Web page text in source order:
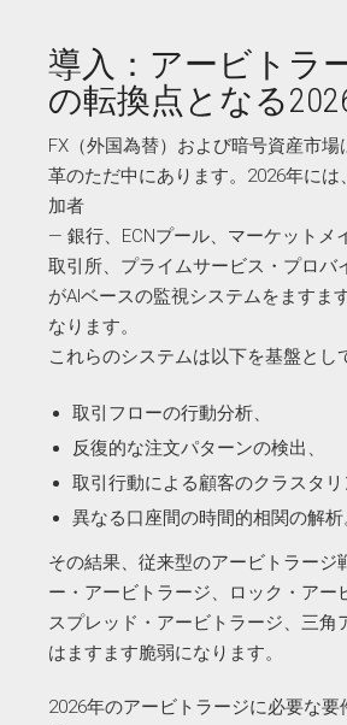
導入：アービトラ
の転換点となる
FX（外国為替）および暗号資産市
革のただ中にあります。2026年には
加者
— 銀行、ECNプール、マーケットメ
取引所、プライムサービス・プロバ
がAIベースの監視システムをますま
なります。
これらのシステムは以下を基盤とし
取引フローの行動分析、
反復的な注文パターンの検出、
取引行動による顧客のクラスタリ
異なる口座間の時間的相関の解析
その結果、従来型のアービトラージ
ー・アービトラージ、ロック・アー
スプレッド・アービトラージ、三角
はますます脆弱になります。
2026年のアービトラージに必要な要